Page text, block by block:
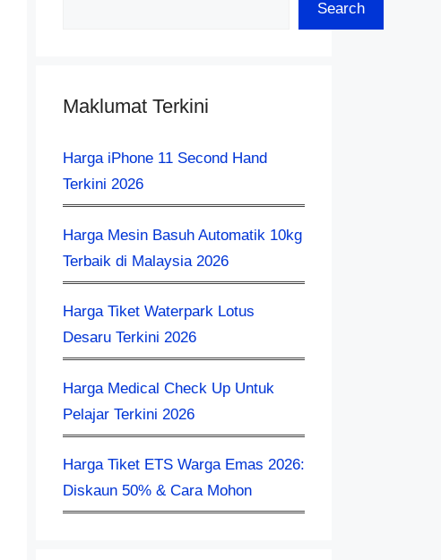
Search
Maklumat Terkini
Harga iPhone 11 Second Hand
Terkini 2026
Harga Mesin Basuh Automatik 10kg
Terbaik di Malaysia 2026
Harga Tiket Waterpark Lotus
Desaru Terkini 2026
Harga Medical Check Up Untuk
Pelajar Terkini 2026
Harga Tiket ETS Warga Emas 2026:
Diskaun 50% & Cara Mohon